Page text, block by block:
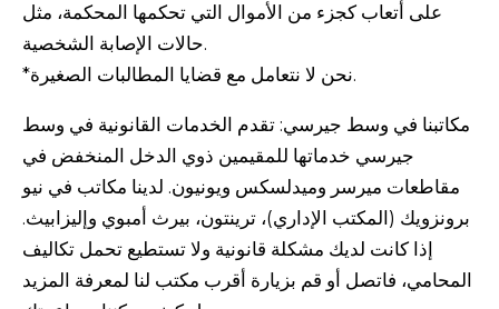
على أتعاب كجزء من الأموال التي تحكمها المحكمة، مثل
حالات الإصابة الشخصية.
*نحن لا نتعامل مع قضايا المطالبات الصغيرة.
مكاتبنا في وسط جيرسي: تقدم الخدمات القانونية في وسط
جيرسي خدماتها للمقيمين ذوي الدخل المنخفض في
مقاطعات ميرسر وميدلسكس ويونيون. لدينا مكاتب في نيو
برونزويك (المكتب الإداري)، ترينتون، بيرث أمبوي وإليزابيث.
إذا كانت لديك مشكلة قانونية ولا تستطيع تحمل تكاليف
المحامي، فاتصل أو قم بزيارة أقرب مكتب لنا لمعرفة المزيد